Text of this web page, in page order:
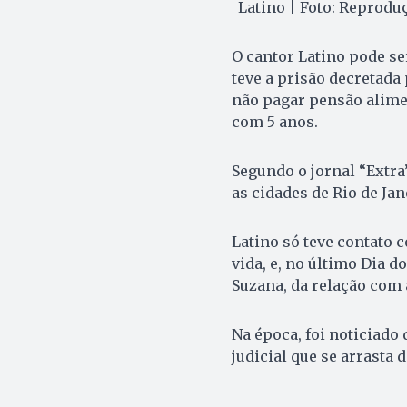
Latino | Foto:
O cantor Latino pode
teve a prisão
não pagar pensão
com 5 anos.
Segundo o jornal
as cidades de Rio de
Latino só teve contato
vida, e, no último Dia
Suzana, da relação
Na época, foi noticiado
judicial que se arrasta